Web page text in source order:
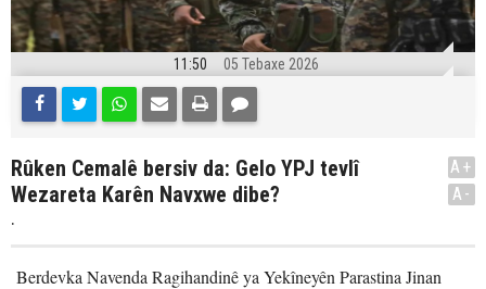
11:50 05 Tebaxe 2026
Rûken Cemalê bersiv da: Gelo YPJ tevlî
Wezareta Karên Navxwe dibe?
.
A+
A-
Berdevka Navenda Ragihandinê ya Yekîneyên Parastina Jinan